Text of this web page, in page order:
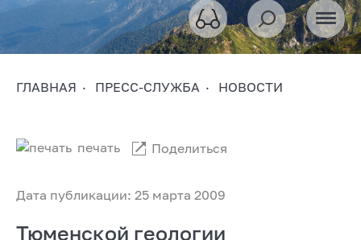
ГЛАВНАЯ ПРЕСС-СЛУЖБА НОВОСТИ
Дата публикации: 25 марта 2009
печать Поделиться
Тюменской геологии